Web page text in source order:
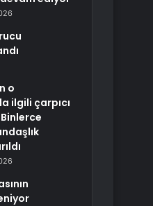
o
ilgili çarpıcı